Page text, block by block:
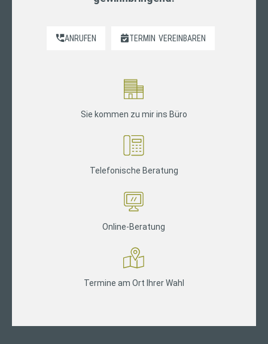
ANRUFEN TERMIN VEREINBAREN
Sie kommen zu mir ins Büro
Telefonische Beratung
Online-Beratung
Termine am Ort Ihrer Wahl